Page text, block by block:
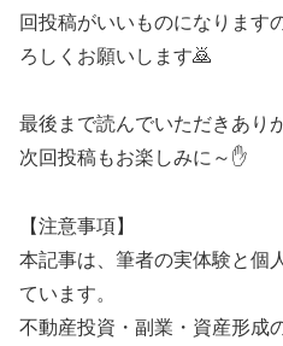
回投稿がいいものになります
ろしくお願いします🙇
最後まで読んでいただきあり
次回投稿もお楽しみに～✋
【注意事項】
本記事は、筆者の実体験と個
ています。
不動産投資・副業・資産形成